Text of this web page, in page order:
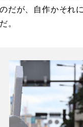
だが、自作かそれ
。